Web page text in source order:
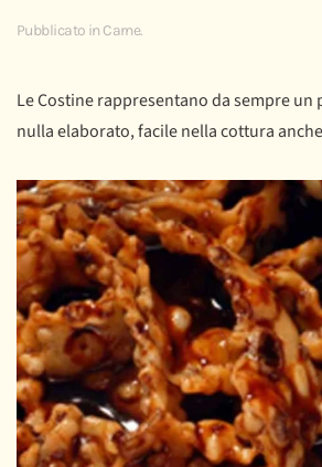
Pubblicato in Carne.
Le Costine rappresentano da sempre un
nulla elaborato, facile nella cottura